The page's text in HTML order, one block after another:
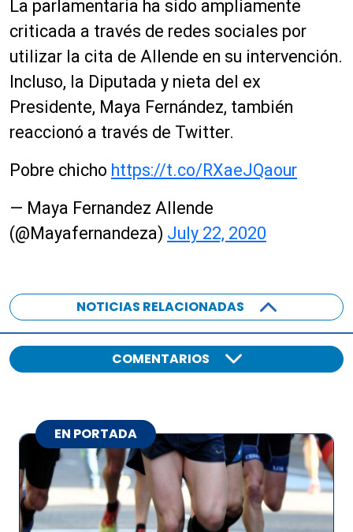
La parlamentaria ha sido ampliamente
criticada a través de redes sociales por
utilizar la cita de Allende en su intervención.
Incluso, la Diputada y nieta del ex
Presidente, Maya Fernández, también
reaccionó a través de Twitter.
Pobre chicho https://t.co/RXaeJQaour
— Maya Fernandez Allende
(@Mayafernandeza) July 22, 2020
NOTICIAS RELACIONADAS
COMENTARIOS
EN PORTADA